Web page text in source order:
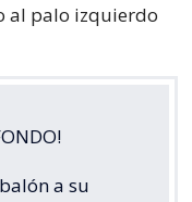
al palo izquierdo
a su